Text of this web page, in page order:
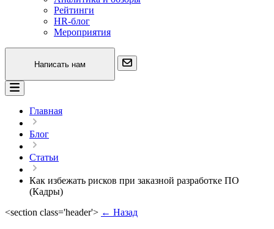
Рейтинги
HR-блог
Мероприятия
Написать нам
Главная
Блог
Статьи
Как избежать рисков при заказной разработке ПО
(Кадры)
<section class='header'> ← Назад